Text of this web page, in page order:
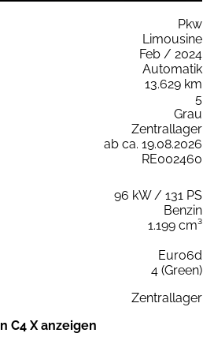
Pkw
Limousine
Feb / 2024
Automatik
13.629 km
5
Grau
Zentrallager
ab ca. 19.08.2026
RE002460
96 kW / 131 PS
Benzin
1.199 cm³
Euro6d
4 (Green)
Zentrallager
C4 X anzeigen